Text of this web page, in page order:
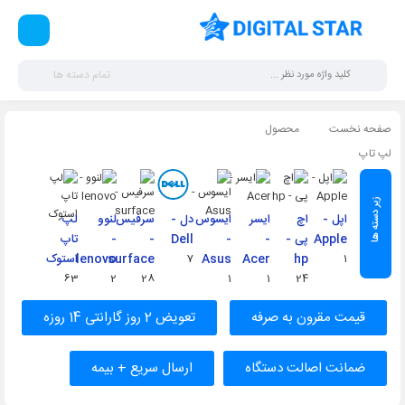
تمام دسته ها
صفحه نخست
محصول
لپ تاپ
اپل -
Apple
1
اچ
پی -
hp
24
ایسر
-
Acer
1
ایسوس
-
Asus
1
دل -
Dell
7
سرفیس
-
surface
28
لنوو
-
lenovo
2
لپ
تاپ
استوک
63
قیمت مقرون به‌ صرفه تعویض 2 روز گارانتی 14 روزه
ضمانت اصالت دستگاه ارسال سریع + بیمه